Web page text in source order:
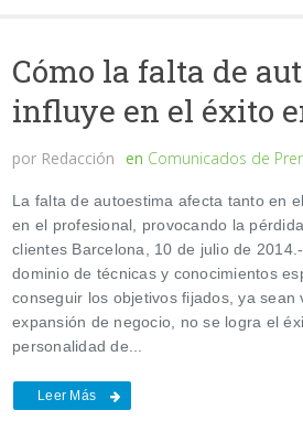
Cómo la falta de
influye en el éxito
por Redacción en Comunicados de
La falta de autoestima afecta tanto en
en el profesional, provocando la
clientes Barcelona, 10 de julio de
dominio de técnicas y conocimientos
conseguir los objetivos fijados, ya sean
expansión de negocio, no se logra el
personalidad de...
Leer Más